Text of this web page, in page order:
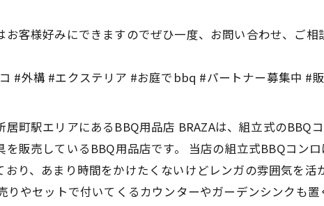
お客様好みにできますのでぜひ一度、お問い合わせ、ご相
#外構 #エクステリア #お庭でbbq #パートナー募集中 #
居町駅エリアにあるBBQ用品店 BRAZAは、組立式の
を販売しているBBQ用品店です。 当店の組立式BBQコン
おり、あまり時間をかけたくないけどレンガの雰囲気を
りやセットで付いてくるカウンターやガーデンシンクも